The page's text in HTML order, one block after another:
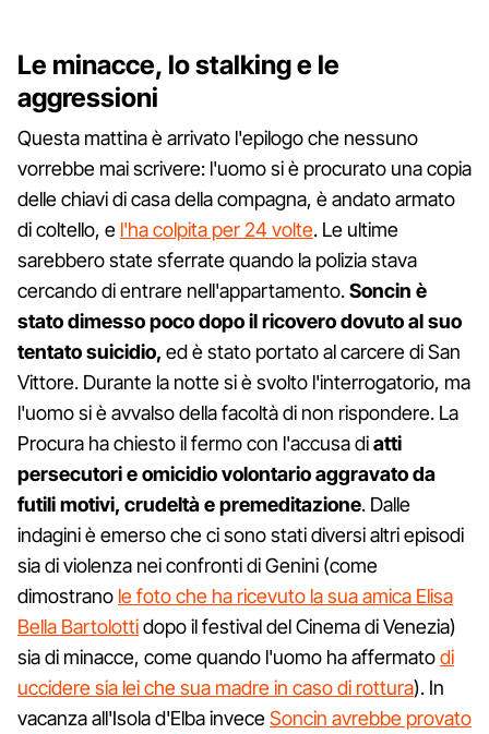
Le minacce, lo stalking e le
aggressioni
Questa mattina è arrivato l'epilogo che nessuno
vorrebbe mai scrivere: l'uomo si è procurato una copia
delle chiavi di casa della compagna, è andato armato
di coltello, e l'ha colpita per 24 volte. Le ultime
sarebbero state sferrate quando la polizia stava
cercando di entrare nell'appartamento.Soncin è
stato dimesso poco dopo il ricovero dovuto al suo
tentato suicidio, ed è stato portato al carcere di San
Vittore. Durante la notte si è svolto l'interrogatorio, ma
l'uomo si è avvalso della facoltà di non rispondere. La
Procura ha chiesto il fermo con l'accusa diatti
persecutori e omicidio volontario aggravato da
futili motivi, crudeltà e premeditazione. Dalle
indagini è emerso che ci sono stati diversi altri episodi
sia di violenza nei confronti di Genini (come
dimostrano le foto che ha ricevuto la sua amica Elisa
Bella Bartolottidopo il festival del Cinema di Venezia)
sia di minacce, come quando l'uomo ha affermatodi
uccidere sia lei che sua madre in caso di rottura). In
vacanza all'Isola d'Elba inveceSoncin avrebbe provato